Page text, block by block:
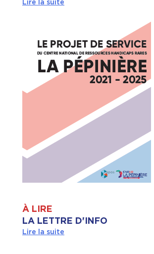
Lire la suite
À LIRE
LA LETTRE D'INFO
Lire la suite